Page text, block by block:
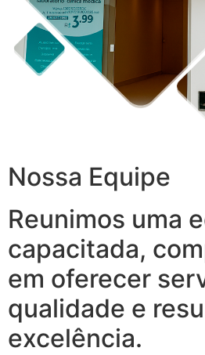
Nossa Equipe
Reunimos uma
capacitada,
em oferecer
qualidade e
excelência.